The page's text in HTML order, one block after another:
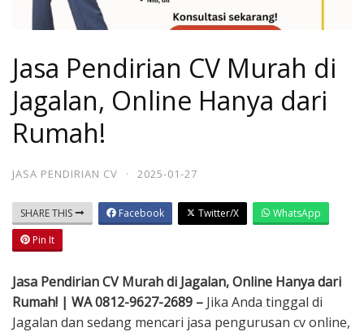
Jasa Pendirian CV Murah di
Jagalan, Online Hanya dari
Rumah!
JASA PENDIRIAN CV · 2025-01-27
SHARE THIS Facebook Twitter/X
WhatsApp
Pin It
Jasa Pendirian CV Murah di Jagalan, Online Hanya dari
Rumah! | WA 0812-9627-2689 – Jika Anda tinggal di
Jagalan dan sedang mencari jasa pengurusan cv online,